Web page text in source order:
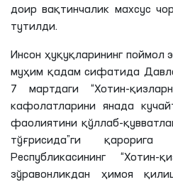
доир вақтинчалик махсус
тутилди.
Инсон ҳуқуқларининг
муҳим қадам сифатида
7 мартдаги “Хотин-
кафолатларини янада
фаолиятини қўллаб-
тўғрисида”ги
Республикасининг
зўравонликдан ҳимоя